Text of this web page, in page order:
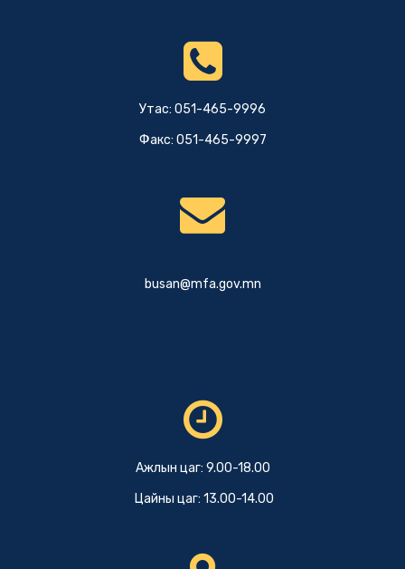
Утас: 051-465-9996
Факс: 051-465-9997
busan@mfa.gov.mn
Ажлын цаг: 9.00-18.00
Цайны цаг: 13.00-14.00